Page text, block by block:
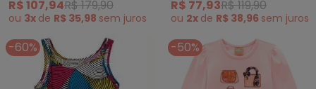
R$ 107,94R$ 179,90
ou 3x de R$ 35,98 sem juros
R$ 77,93R$ 119,90
ou 2x de R$ 38,96 sem juros
-60% -50%